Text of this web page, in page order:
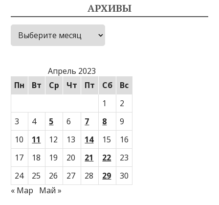
АРХИВЫ
Архивы
Апрель 2023
Пн
Вт Ср Чт Пт Сб
Вс
1
2
3
4 5 6 7 8
9
10
11 12 13 14 15
16
17
18 19 20 21 22
23
24
25 26 27 28 29
30
« Мар
Май »